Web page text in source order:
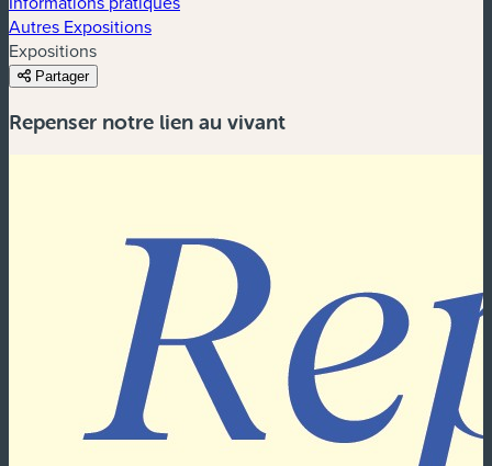
Autres Expositions
Expositions
Partager
Repenser notre lien au vivant